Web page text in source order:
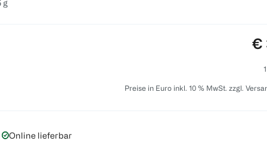
g
€
Preise in Euro inkl. 10 % MwSt. zzgl.
Online lieferbar